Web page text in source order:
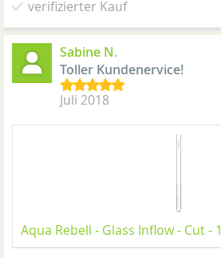
verifizierter Kauf
Sabine N.
Toller Kundenervice!
Juli 2018
Aqua Rebell - Glass Inflow - Cut -